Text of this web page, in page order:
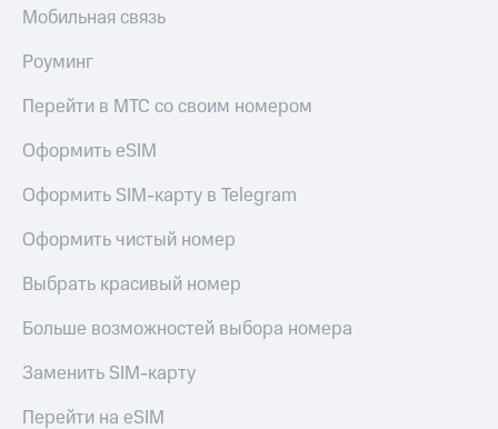
Мобильная связь
Роуминг
Перейти в МТС со своим номером
Оформить eSIM
Оформить SIM-карту в Telegram
Оформить чистый номер
Выбрать красивый номер
Больше возможностей выбора номера
Заменить SIM-карту
Перейти на eSIM